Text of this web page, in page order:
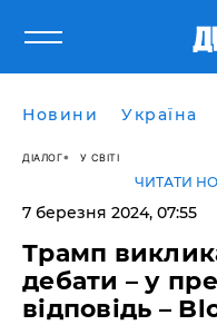
Новини Україна
ДІАЛОГ У СВІТІ
ЧИТАТИ
7 березня 2024, 07:55
Трамп
дебати – у
відповідь –